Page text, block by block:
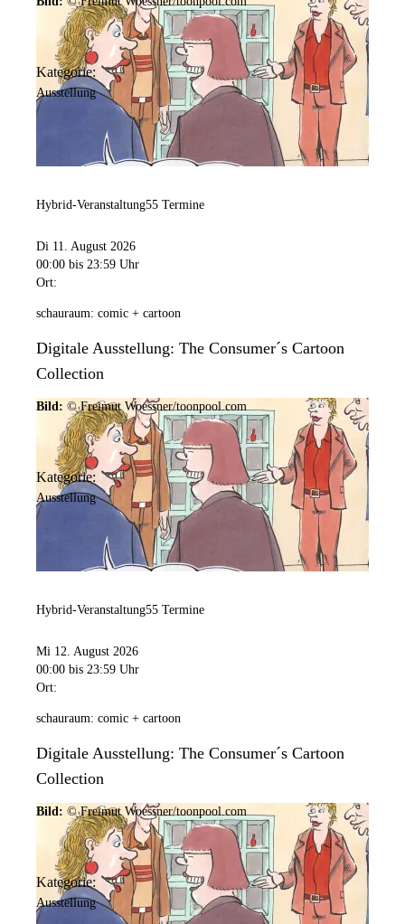
Kategorie:
Ausstellung
Hybrid-Veranstaltung55 Termine
Di 11. August 2026
00:00 bis 23:59 Uhr
Ort:
schauraum: comic + cartoon
Digitale Ausstellung: The Consumer´s Cartoon
Collection
Bild: © Freimut Woessner/toonpool.com
Kategorie:
Ausstellung
Hybrid-Veranstaltung55 Termine
Mi 12. August 2026
00:00 bis 23:59 Uhr
Ort:
schauraum: comic + cartoon
Digitale Ausstellung: The Consumer´s Cartoon
Collection
Bild: © Freimut Woessner/toonpool.com
Kategorie:
Ausstellung